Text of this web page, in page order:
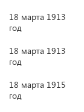
18 марта 1913
год
18 марта 1913
год
18 марта 1915
год